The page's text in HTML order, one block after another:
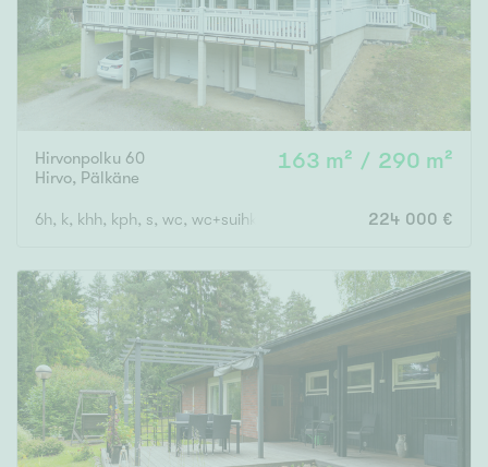
Hirvonpolku 60
Hirvo, Pälkäne
163 m² / 290 m²
6h, k, khh, kph, s, wc, wc+suihku, vh x 2, autotalli, katos,
224 000 €